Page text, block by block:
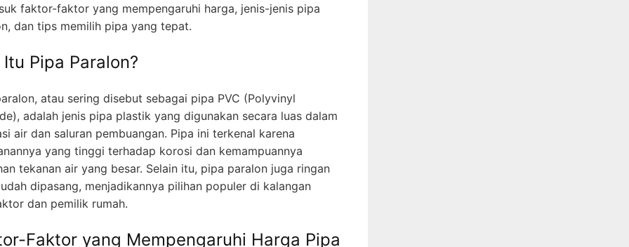
faktor-faktor yang mempengaruhi harga, jenis-jenis pipa
dan tips memilih pipa yang tepat.
Pipa Paralon?
atau sering disebut sebagai pipa PVC (Polyvinyl
adalah jenis pipa plastik yang digunakan secara luas dalam
air dan saluran pembuangan. Pipa ini terkenal karena
yang tinggi terhadap korosi dan kemampuannya
tekanan air yang besar. Selain itu, pipa paralon juga ringan
dipasang, menjadikannya pilihan populer di kalangan
dan pemilik rumah.
Faktor yang Mempengaruhi Harga Pipa